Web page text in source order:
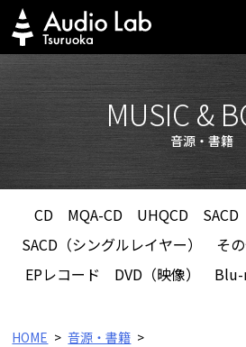
Skip
to
content
MUSIC &
音源・書籍
CD MQA-CD UHQCD
SACD
SACD（シングルレイヤー）
そ
EPレコード
DVD（映像）
HOME
音源・書籍